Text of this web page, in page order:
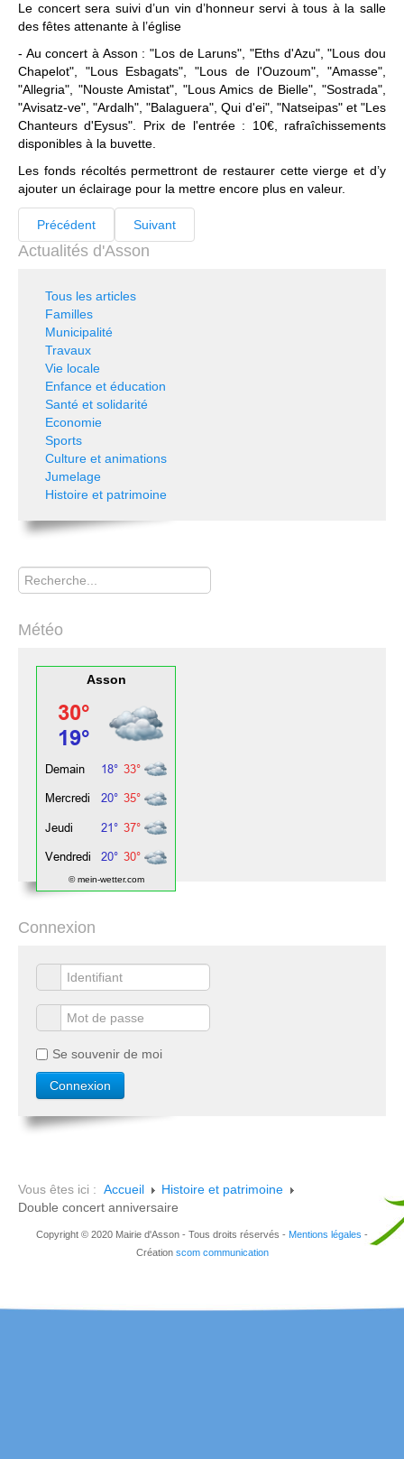
Le concert sera suivi d’un vin d’honneur servi à tous à la salle
des fêtes attenante à l’église
- Au concert à Asson : "Los de Laruns", "Eths d'Azu", "Lous dou
Chapelot", "Lous Esbagats", "Lous de l'Ouzoum", "Amasse",
"Allegria", "Nouste Amistat", "Lous Amics de Bielle", "Sostrada",
"Avisatz-ve", "Ardalh", "Balaguera", Qui d'ei", "Natseipas" et "Les
Chanteurs d'Eysus". Prix de l'entrée : 10€, rafraîchissements
disponibles à la buvette.
Les fonds récoltés permettront de restaurer cette vierge et d’y
ajouter un éclairage pour la mettre encore plus en valeur.
Précédent Suivant
Actualités d'Asson
Tous les articles
Familles
Municipalité
Travaux
Vie locale
Enfance et éducation
Santé et solidarité
Economie
Sports
Culture et animations
Jumelage
Histoire et patrimoine
Rechercher
Météo
Asson
© mein-wetter.com
Connexion
Se souvenir de moi
Vous êtes ici : Accueil
Histoire et patrimoine
Double concert anniversaire
Copyright © 2020 Mairie d'Asson - Tous droits réservés - Mentions légales -
Création scom communication